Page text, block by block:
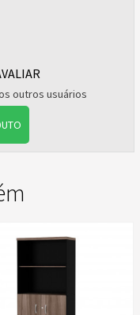
outros usuários